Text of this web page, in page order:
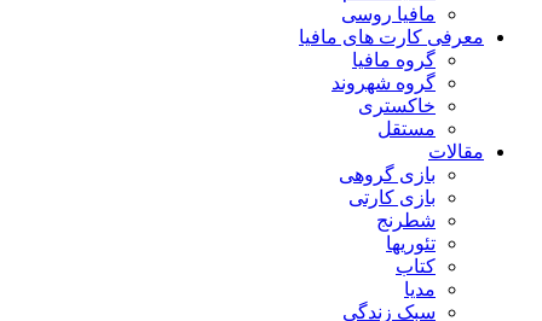
مافیا روسی
معرفی کارت های مافیا
گروه مافیا
گروه شهروند
خاکستری
مستقل
مقالات
بازی گروهی
بازی کارتی
شطرنج
تئوریها
کتاب
مدیا
سبک زندگی